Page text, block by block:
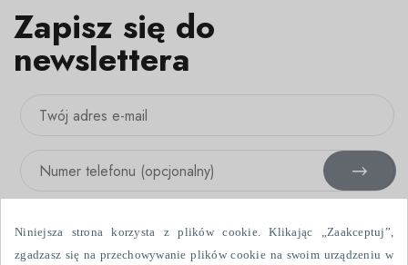
Zapisz się do
newslettera
Niniejsza strona korzysta z plików cookie. Klikając „Zaakceptuj”,
zgadzasz się na przechowywanie plików cookie na swoim urządzeniu w